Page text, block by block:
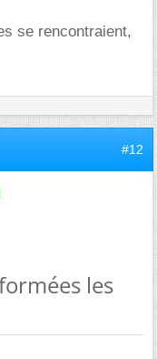
se rencontraient,
#12
les